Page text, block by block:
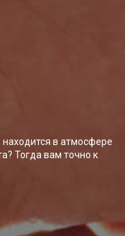
в aтмосфере
Тогда вам точно к